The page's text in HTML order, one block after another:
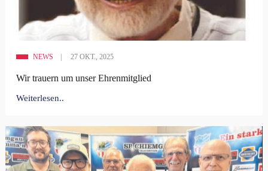
NEWS 27 OKT., 2025
Wir trauern um unser Ehrenmitglied
Weiterlesen..